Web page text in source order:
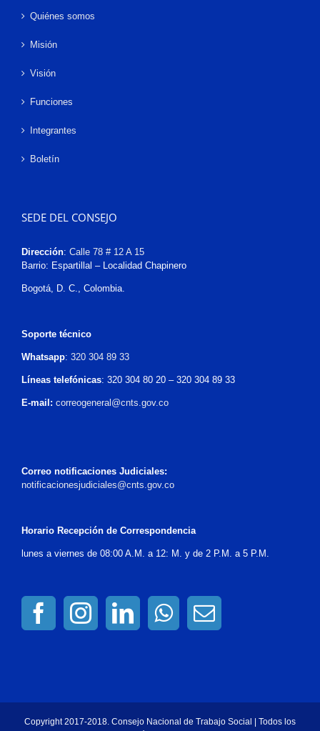
Quiénes somos
Misión
Visión
Funciones
Integrantes
Boletín
SEDE DEL CONSEJO
Dirección: Calle 78 # 12 A 15
Barrio: Espartillal – Localidad Chapinero
Bogotá, D. C., Colombia.
Soporte técnico
Whatsapp: 320 304 89 33
Líneas telefónicas: 320 304 80 20 – 320 304 89 33
E-mail: correogeneral@cnts.gov.co
Correo notificaciones Judiciales:
notificacionesjudiciales@cnts.gov.co
Horario Recepción de Correspondencia
lunes a viernes de 08:00 A.M. a 12: M. y de 2 P.M. a 5 P.M.
Copyright 2017-2018. Consejo Nacional de Trabajo Social | Todos los